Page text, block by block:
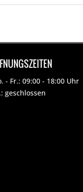
- Fr.: 09:00 - 18:00 Uhr
geschlossen